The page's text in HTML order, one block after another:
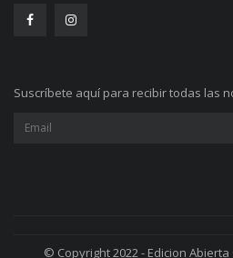
Suscríbete aquí para recibir todas las
© Copyright 2022 - Edicion